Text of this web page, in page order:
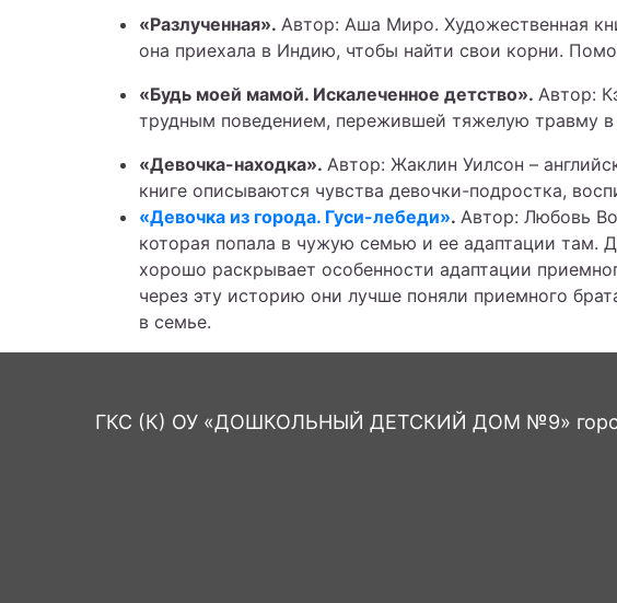
«Разлученная». Автор: Аша Миро. Художественная
она приехала в Индию, чтобы найти свои корни.
«Будь моей мамой. Искалеченное детство». Автор:
трудным поведением, пережившей тяжелую травму в
«Девочка-находка». Автор: Жаклин Уилсон –
книге описываются чувства девочки-подростка,
«Девочка из города. Гуси-лебеди». Автор: Любовь
которая попала в чужую семью и ее адаптации там.
хорошо раскрывает особенности адаптации
через эту историю они лучше поняли приемного
в семье.
ГКС (К) ОУ «ДОШКОЛЬНЫЙ ДЕТСКИЙ ДОМ №9»